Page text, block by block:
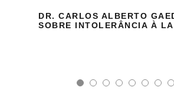
DR. CARLOS ALBERTO
SOBRE INTOLERÂNCIA À